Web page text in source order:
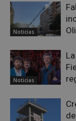
Noticias
Noticias
Privacy